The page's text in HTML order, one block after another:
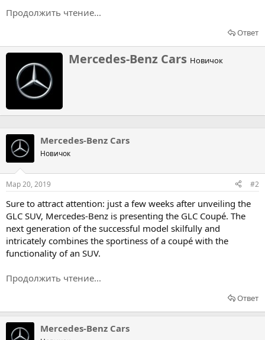
Продолжить чтение...
Ответ
Н
аMercedes-Benz Cars Новичок
Mercedes-Benz Cars
Новичок
Мар 20, 2019 #2
Sure to attract attention: just a few weeks after unveiling the
GLC SUV, Mercedes-Benz is presenting the GLC Coupé. The
next generation of the successful model skilfully and
intricately combines the sportiness of a coupé with the
functionality of an SUV.
Продолжить чтение...
Ответ
Mercedes-Benz Cars